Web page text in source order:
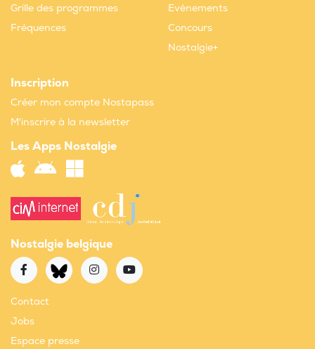
Grille des programmes
Fréquences
Evènements
Concours
Nostalgie+
Inscription
Créer mon compte Nostapass
M'inscrire à la newsletter
Les Apps Nostalgie
Nostalgie belgique
Contact
Jobs
Espace presse